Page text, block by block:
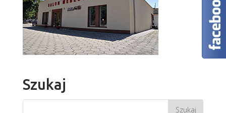
Szukaj